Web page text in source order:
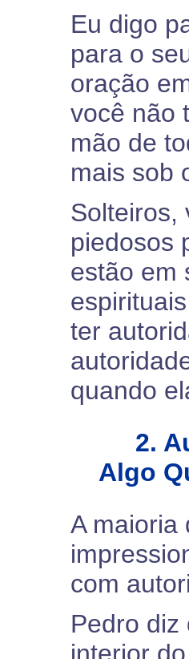
Eu digo
para o
oração
você não
mão de
mais sob
Solteiros,
piedosos
estão em
ter
quando
2.
Algo
A maioria
com
Pedro diz